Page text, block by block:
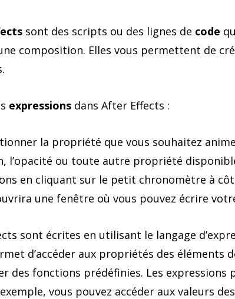
sont des scripts ou des lignes de code
composition. Elles vous permettent de
expressions dans After Effects :
la propriété que vous souhaitez
l’opacité ou toute autre propriété
en cliquant sur le petit chronomètre à
une fenêtre où vous pouvez écrire
sont écrites en utilisant le langage
d’accéder aux propriétés des
des fonctions prédéfinies. Les
vous pouvez accéder aux valeurs